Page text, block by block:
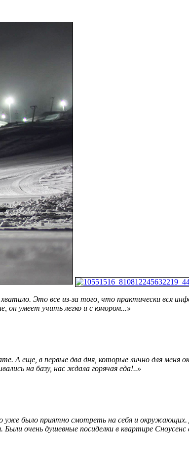
Это все из-за того, что практически вся
он умеет учить легко и с юмором...»
А еще, в первые два дня, которые лично для
на базу, нас ждала горячая еда!..»
уже было приятно смотреть на себя и
очень душевные посиделки в квартире